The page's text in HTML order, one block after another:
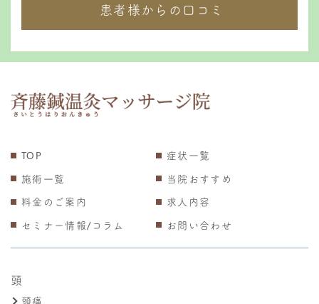
患者様からの口コミ
TOP
症状一覧
施術一覧
当院おすすめ
料金のご案内
求人内容
セミナー情報/コラム
お問い合わせ
頭
頭痛